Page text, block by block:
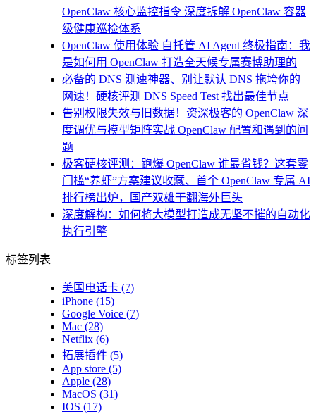
OpenClaw 核心监控指令 深度拆解 OpenClaw 容器
级健康巡检体系
OpenClaw 使用体验 自托管 AI Agent 终极指南：我
是如何用 OpenClaw 打造全天候专属赛博助理的
必备的 DNS 测速神器、别让默认 DNS 拖垮你的
网速！硬核评测 DNS Speed Test 找出最佳节点
告别权限失效与旧数据！资深极客的 OpenClaw 深
度调优与模型矩阵实战 OpenClaw 配置和遇到的问
题
极客硬核评测：跑爆 OpenClaw 谁最省钱？这套零
门槛“养虾”方案建议收藏、首个 OpenClaw 专属 AI
排行榜出炉，国产双雄干翻海外巨头
深度解构：如何将大模型打造成无坚不摧的自动化
执行引擎
标签列表
美国电话卡 (7)
iPhone (15)
Google Voice (7)
Mac (28)
Netflix (6)
拓展插件 (5)
App store (5)
Apple (28)
MacOS (31)
IOS (17)